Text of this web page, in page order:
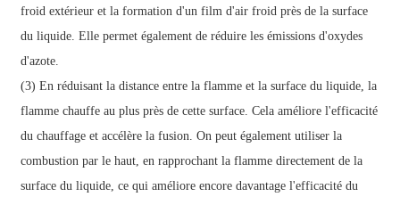
froid extérieur et la formation d'un film d'air froid près de la surface
du liquide. Elle permet également de réduire les émissions d'oxydes
d'azote.
(3) En réduisant la distance entre la flamme et la surface du liquide, la
flamme chauffe au plus près de cette surface. Cela améliore l'efficacité
du chauffage et accélère la fusion. On peut également utiliser la
combustion par le haut, en rapprochant la flamme directement de la
surface du liquide, ce qui améliore encore davantage l'efficacité du